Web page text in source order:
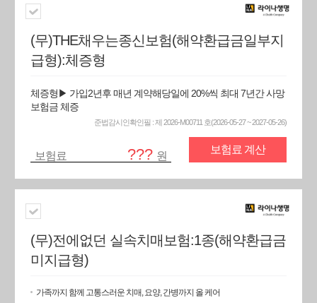
(무)THE채우는종신보험(해약환급금일부지
급형):체증형
체증형▶ 가입2년후 매년 계약해당일에 20%씩 최대 7년간 사망
보험금 체증
준법감시인확인필 : 제 2026-M00711 호(2026-05-27 ~ 2027-05-26)
보험료 ??? 원
보험료 계산
(무)전에없던 실속치매보험:1종(해약환급금
미지급형)
가족까지 함께 고통스러운 치매, 요양, 간병까지 올 케어